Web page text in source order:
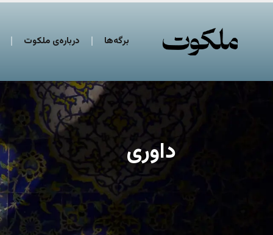
برگه‌ها درباره‌ی ملکوت
داوری